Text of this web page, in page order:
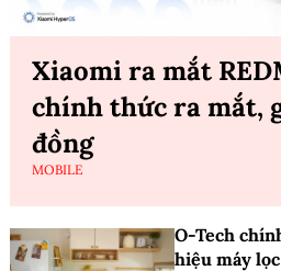
Xiaomi ra mắt
chính thức ra mắt,
đồng
MOBILE
O-Tech
hiệu máy